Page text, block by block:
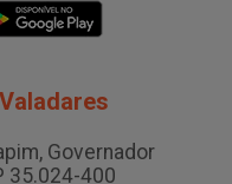
Governador
35.024-400